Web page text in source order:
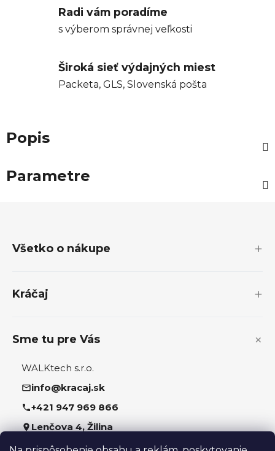
Radi vám poradíme
s výberom správnej veľkosti
Široká sieť výdajných miest
Packeta, GLS, Slovenská pošta
Popis
Parametre
Všetko o nákupe
Kráčaj
Sme tu pre Vás
WALKtech s.r.o.
info@kracaj.sk
+421 947 969 866
Lenčova 4, Žilina